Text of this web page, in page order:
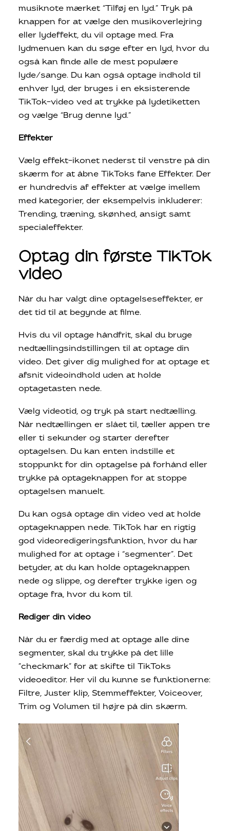
musiknote mærket “Tilføj en lyd.” Tryk på
knappen for at vælge den musikoverlejring
eller lydeffekt, du vil optage med. Fra
lydmenuen kan du søge efter en lyd, hvor du
også kan finde alle de mest populære
lyde/sange. Du kan også optage indhold til
enhver lyd, der bruges i en eksisterende
TikTok-video ved at trykke på lydetiketten
og vælge “Brug denne lyd.”
Effekter
Vælg effekt-ikonet nederst til venstre på din
skærm for at åbne TikToks fane Effekter. Der
er hundredvis af effekter at vælge imellem
med kategorier, der eksempelvis inkluderer:
Trending, træning, skønhed, ansigt samt
specialeffekter.
Optag din første TikTok
video
Når du har valgt dine optagelseseffekter, er
det tid til at begynde at filme.
Hvis du vil optage håndfrit, skal du bruge
nedtællingsindstillingen til at optage din
video. Det giver dig mulighed for at optage et
afsnit videoindhold uden at holde
optagetasten nede.
Vælg videotid, og tryk på start nedtælling.
Når nedtællingen er slået til, tæller appen tre
eller ti sekunder og starter derefter
optagelsen. Du kan enten indstille et
stoppunkt for din optagelse på forhånd eller
trykke på optageknappen for at stoppe
optagelsen manuelt.
Du kan også optage din video ved at holde
optageknappen nede. TikTok har en rigtig
god videoredigeringsfunktion, hvor du har
mulighed for at optage i “segmenter”. Det
betyder, at du kan holde optageknappen
nede og slippe, og derefter trykke igen og
optage fra, hvor du kom til.
Rediger din video
Når du er færdig med at optage alle dine
segmenter, skal du trykke på det lille
”checkmark” for at skifte til TikToks
videoeditor. Her vil du kunne se funktionerne:
Filtre, Juster klip, Stemmeffekter, Voiceover,
Trim og Volumen til højre på din skærm.